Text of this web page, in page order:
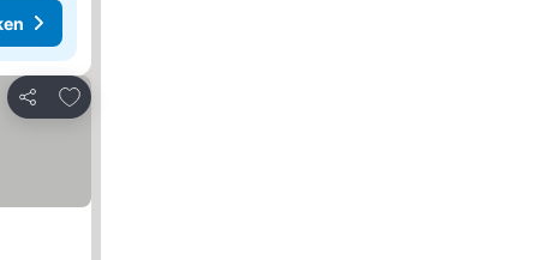
Delen
Toevoegen aan favorieten